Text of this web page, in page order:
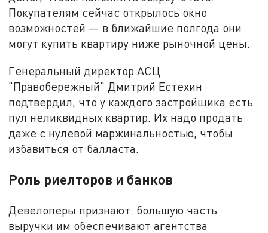
Покупателям сейчас открылось окно
возможностей — в ближайшие полгода они
могут купить квартиру ниже рыночной цены.
Генеральный директор АСЦ
"Правобережный" Дмитрий Естехин
подтвердил, что у каждого застройщика есть
пул неликвидных квартир. Их надо продать
даже с нулевой маржинальностью, чтобы
избавиться от балласта.
Роль риелторов и банков
Девелоперы признают: большую часть
выручки им обеспечивают агентства